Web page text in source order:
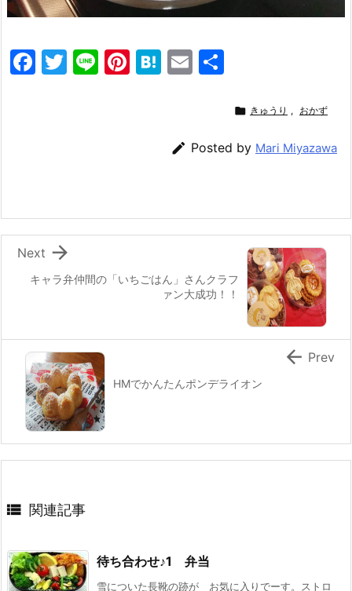
F
o
k
T
Li Pi H
a
E
l
 きゅうり , おかず
 Posted by Mari Miyazawa
キャラ弁仲間の「いちごはん」さんクラフ
ァン大成功！！

Next
HMでかんたんポンデライオン
 Prev
 関連記事
待ち合わせ♪1 弁当
雪についた長靴の跡が お気に入りでーす。ストロ